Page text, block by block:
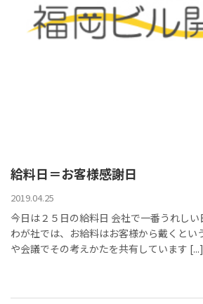
給料日＝お客様感謝日
2019.04.25
今日は２５日の給料日 会社で一番うれし
わが社では、お給料はお客様から戴くとい
や会議でその考えかたを共有しています [...]